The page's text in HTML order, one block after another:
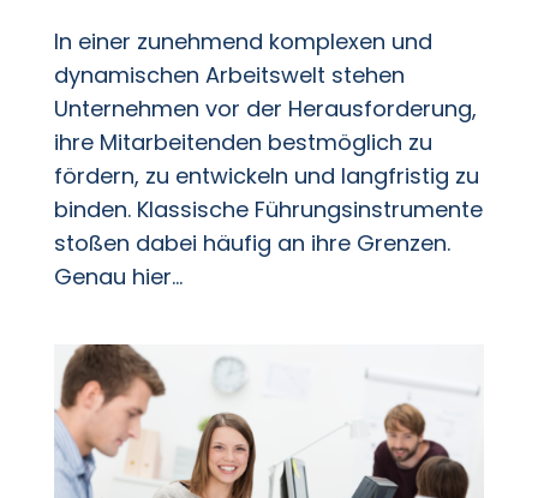
In einer zunehmend komplexen und
dynamischen Arbeitswelt stehen
Unternehmen vor der Herausforderung,
ihre Mitarbeitenden bestmöglich zu
fördern, zu entwickeln und langfristig zu
binden. Klassische Führungsinstrumente
stoßen dabei häufig an ihre Grenzen.
Genau hier...